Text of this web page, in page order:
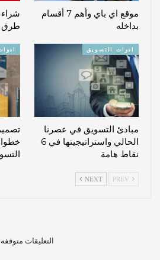
موقع اي باي وأهم 7 أقسام
بداخله
طرق
ادوات التسويق
مبادئ التسويق في عصرنا
الحالي واستراتيجيتها في 6
نقاط هامة
NEXT
التعليقات متوقفه